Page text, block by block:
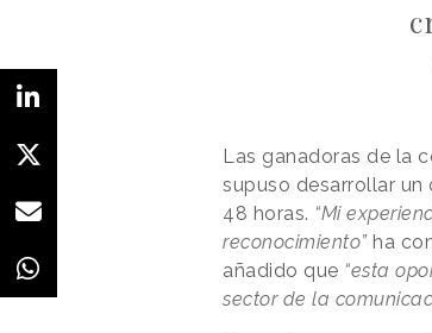
Las ganadoras de la
supuso desarrollar
48 horas. “Mi
reconocimiento”ha
añadido que “esta
sector de la